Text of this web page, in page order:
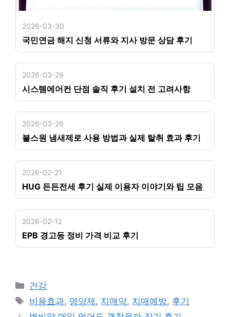
2026-03-30
국민연금 해지 신청 서류와 지사 방문 상담 후기
2026-03-29
시스템에어컨 단점 솔직 후기 설치 전 고려사항
2026-03-26
불스원 냄새제로 사용 방법과 실제 탈취 효과 후기
2026-02-21
HUG 든든전세 후기 실제 이용자 이야기와 팁 모음
2026-02-12
EPB 경고등 정비 가격 비교 후기
카
테
건강
태
그
비용효과, 영양제 , 치매약, 치매예방, 후기